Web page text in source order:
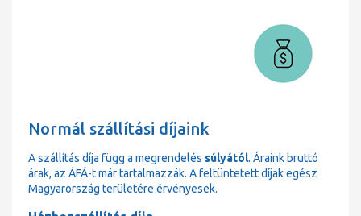
Normál szállítási díjaink
A szállítás díja függ a megrendelés súlyától. Áraink bruttó
árak, az ÁFÁ-t már tartalmazzák. A feltüntetett díjak egész
Magyarország területére érvényesek.